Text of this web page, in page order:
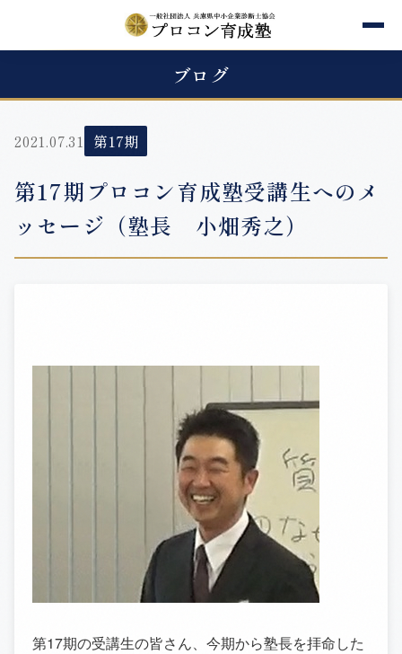
ブログ
2021.07.31 第17期
第17期プロコン育成塾受講生へのメ
ッセージ（塾長 小畑秀之）
第17期の受講生の皆さん、今期から塾長を拝命した